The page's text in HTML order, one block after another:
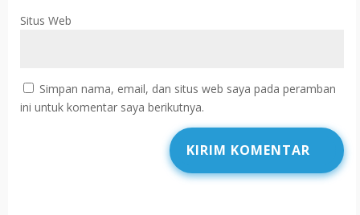
Situs Web
Simpan nama, email, dan situs web saya pada peramban
ini untuk komentar saya berikutnya.